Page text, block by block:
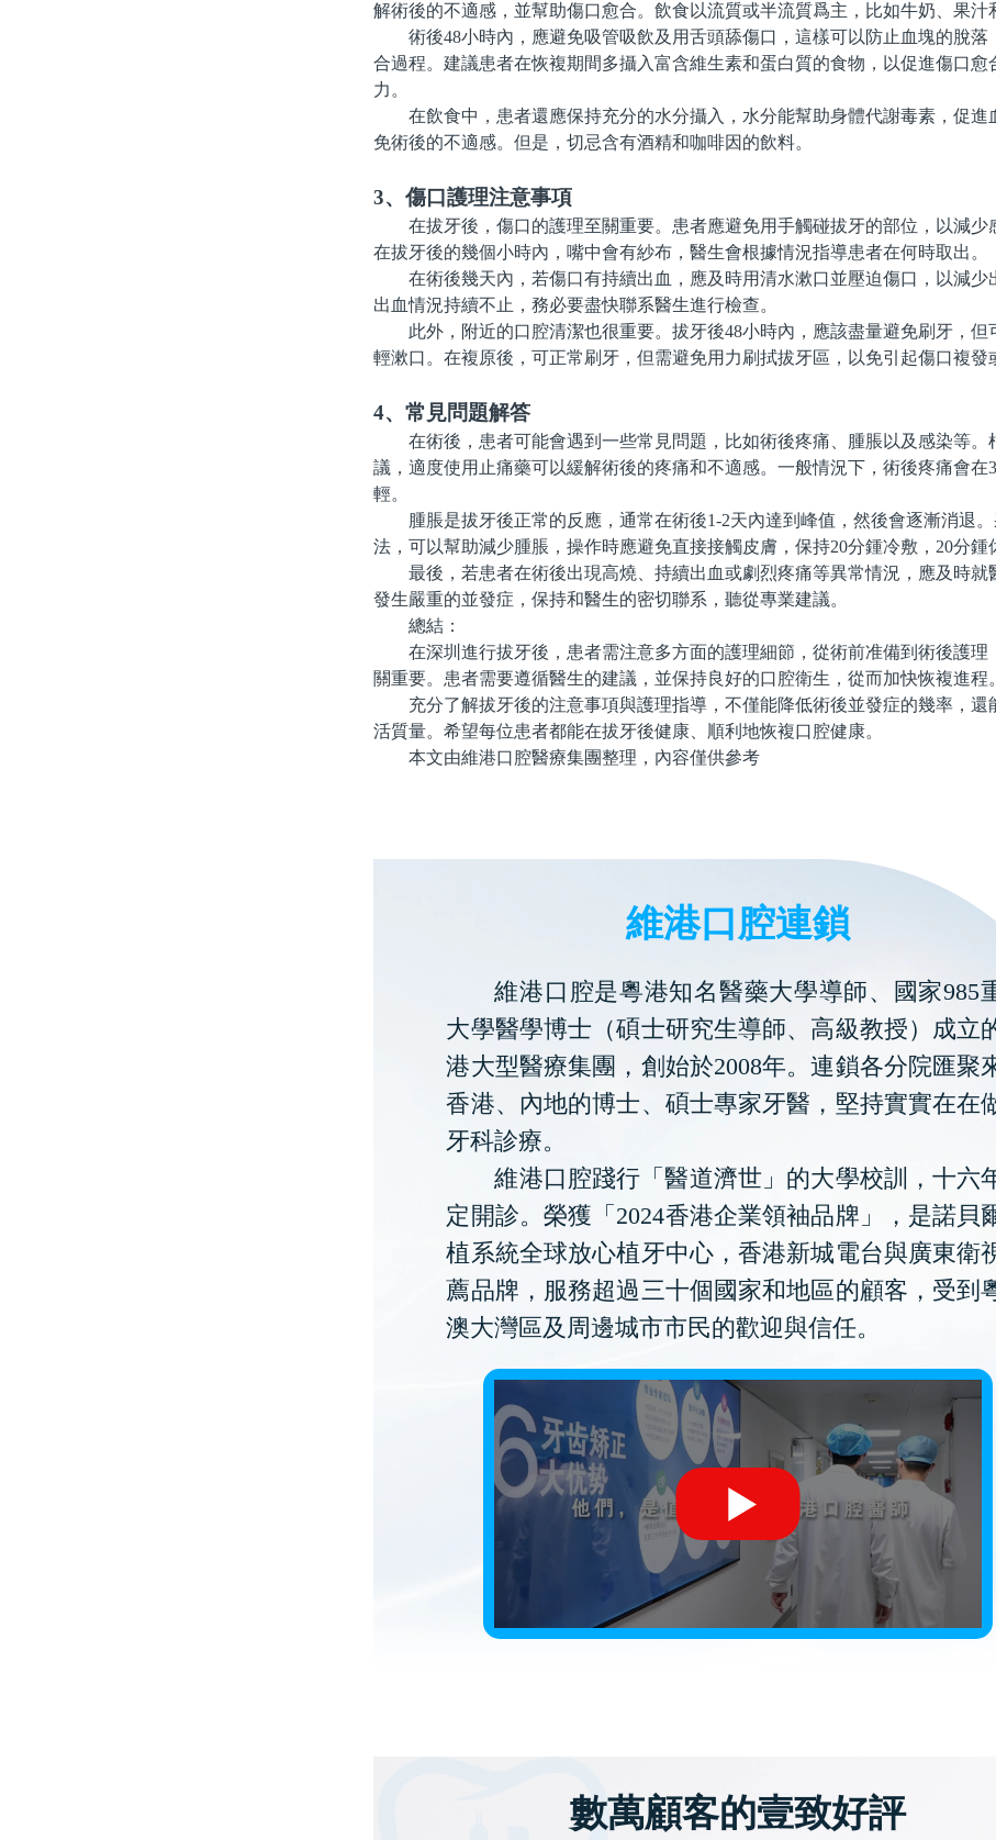
解術後的不適感，並幫助傷口愈合。飲食以流質或半流質爲主，比如牛奶、果汁
術後48小時內，應避免吸管吸飲及用舌頭舔傷口，這樣可以防止血塊的脫落
合過程。建議患者在恢複期間多攝入富含維生素和蛋白質的食物，以促進傷口愈
力。
在飲食中，患者還應保持充分的水分攝入，水分能幫助身體代謝毒素，促進
免術後的不適感。但是，切忌含有酒精和咖啡因的飲料。
3、傷口護理注意事項
在拔牙後，傷口的護理至關重要。患者應避免用手觸碰拔牙的部位，以減少
在拔牙後的幾個小時內，嘴中會有紗布，醫生會根據情況指導患者在何時取出。
在術後幾天內，若傷口有持續出血，應及時用清水漱口並壓迫傷口，以減少
出血情況持續不止，務必要盡快聯系醫生進行檢查。
此外，附近的口腔清潔也很重要。拔牙後48小時內，應該盡量避免刷牙，但
輕漱口。在複原後，可正常刷牙，但需避免用力刷拭拔牙區，以免引起傷口複發
4、常見問題解答
在術後，患者可能會遇到一些常見問題，比如術後疼痛、腫脹以及感染等。
議，適度使用止痛藥可以緩解術後的疼痛和不適感。一般情況下，術後疼痛會在
輕。
腫脹是拔牙後正常的反應，通常在術後1-2天內達到峰值，然後會逐漸消退。
法，可以幫助減少腫脹，操作時應避免直接接觸皮膚，保持20分鍾冷敷，20分鍾
最後，若患者在術後出現高燒、持續出血或劇烈疼痛等異常情況，應及時就
發生嚴重的並發症，保持和醫生的密切聯系，聽從專業建議。
總結：
在深圳進行拔牙後，患者需注意多方面的護理細節，從術前准備到術後護理
關重要。患者需要遵循醫生的建議，並保持良好的口腔衛生，從而加快恢複進程。
充分了解拔牙後的注意事項與護理指導，不僅能降低術後並發症的幾率，還
活質量。希望每位患者都能在拔牙後健康、順利地恢複口腔健康。
本文由維港口腔醫療集團整理，內容僅供參考
維港口腔連鎖
維港口腔是粵港知名醫藥大學導師、國家985
大學醫學博士（碩士研究生導師、高級教授）成立
港大型醫療集團，創始於2008年。連鎖各分院匯聚
香港、內地的博士、碩士專家牙醫，堅持實實在在
牙科診療。
維港口腔踐行「醫道濟世」的大學校訓，十六
定開診。榮獲「2024香港企業領袖品牌」，是諾貝
植系統全球放心植牙中心，香港新城電台與廣東衛
薦品牌，服務超過三十個國家和地區的顧客，受到
澳大灣區及周邊城市市民的歡迎與信任。
數萬顧客的壹致好評